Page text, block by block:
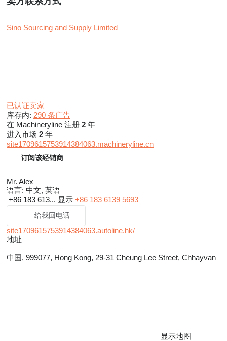
Sino Sourcing and Supply Limited
已认证卖家
库存内: 290 条广告
在 Machineryline 注册 2 年
进入市场 2 年
site1709615753914384063.machineryline.cn
订阅该经销商
Mr. Alex
语言: 中文, 英语
+86 183 613... 显示 +86 183 6139 5693
给我回电话
site1709615753914384063.autoline.hk/
地址
中国, 999077, Hong Kong, 29-31 Cheung Lee Street, Chhayvan
显示地图